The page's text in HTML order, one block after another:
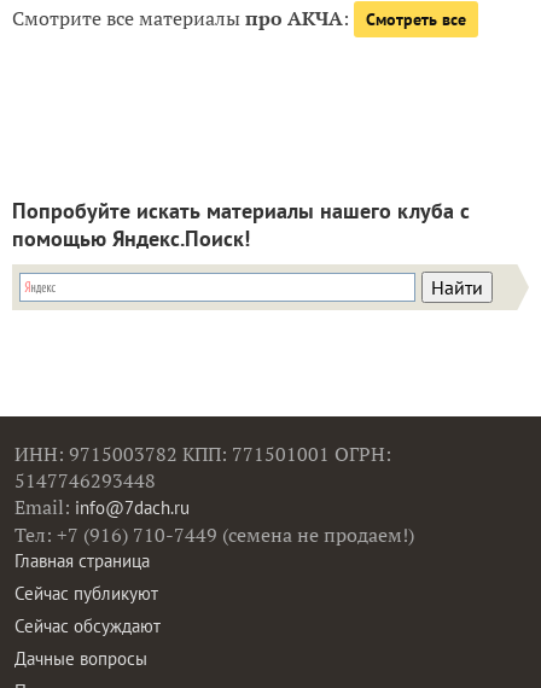
Смотрите все материалыпро АКЧА: Смотреть все
Попробуйте искать материалы нашего клуба с
помощью Яндекс.Поиск!
ИНН: 9715003782 КПП: 771501001 ОГРН:
5147746293448
Email: info@7dach.ru
Тел: +7 (916) 710-7449 (семена не продаем!)
Главная страница
Сейчас публикуют
Сейчас обсуждают
Дачные вопросы